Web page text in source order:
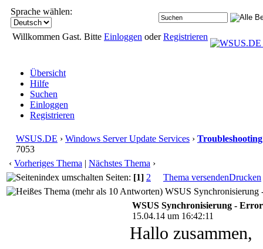
Sprache wählen:
Willkommen Gast. Bitte Einloggen oderRegistrieren
Übersicht
Hilfe
Suchen
Einloggen
Registrieren
WSUS.DE › Windows Server Update Services › Troubleshooting
7053
‹ Vorheriges Thema | Nächstes Thema ›
Seiten: [1] 2 Thema versendenDrucken
WSUS Synchronisierung
WSUS Synchronisierung -
15.04.14 um 16:42:11
Hallo zusammen,